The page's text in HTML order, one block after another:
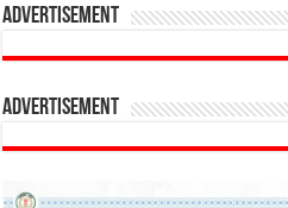
Advertisement
Advertisement